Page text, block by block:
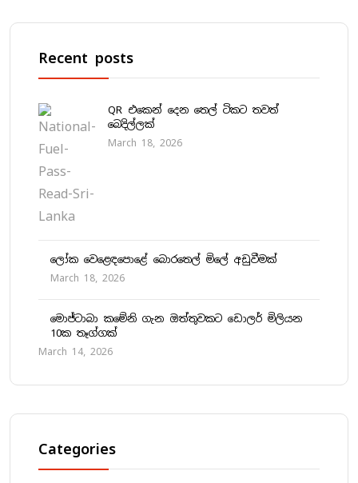
Recent posts
QR එකෙන් දෙන තෙල් ටිකට තවත්
බෙදිල්ලක්
March 18, 2026
ලෝක වෙළෙඳපොළේ බොරතෙල් මිලේ අඩුවීමක්
March 18, 2026
මොජ්ටාබා කමේනි ගැන ඔත්තුවකට ඩොලර් මිලියන
10ක තෑග්ගක්
March 14, 2026
Categories